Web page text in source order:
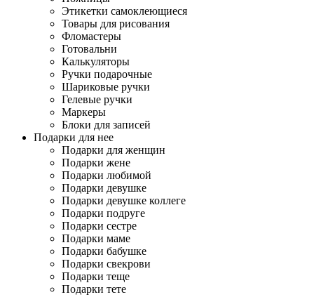
Этикетки самоклеющиеся
Товары для рисования
Фломастеры
Готовальни
Калькуляторы
Ручки подарочные
Шариковые ручки
Гелевые ручки
Маркеры
Блоки для записей
Подарки для нее
Подарки для женщин
Подарки жене
Подарки любимой
Подарки девушке
Подарки девушке коллеге
Подарки подруге
Подарки сестре
Подарки маме
Подарки бабушке
Подарки свекрови
Подарки теще
Подарки тете